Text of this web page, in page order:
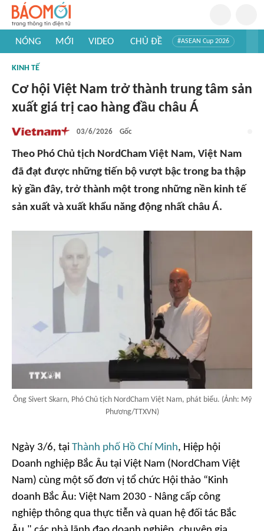
NÓNG MỚI VIDEO CHỦ ĐỀ #ASEAN Cup 2026
#Khám phá thế giới
KINH TẾ
Cơ hội Việt Nam trở thành trung tâm sản
xuất giá trị cao hàng đầu châu Á
03/6/2026 Gốc
Theo Phó Chủ tịch NordCham Việt Nam, Việt Nam
đã đạt được những tiến bộ vượt bậc trong ba thập
kỷ gần đây, trở thành một trong những nền kinh tế
sản xuất và xuất khẩu năng động nhất châu Á.
Ông Sivert Skarn, Phó Chủ tịch NordCham Việt Nam, phát biểu. (Ảnh: Mỹ
Phương/TTXVN)
Ngày 3/6, tại Thành phố Hồ Chí Minh, Hiệp hội
Doanh nghiệp Bắc Âu tại Việt Nam (NordCham Việt
Nam) cùng một số đơn vị tổ chức Hội thảo “Kinh
doanh Bắc Âu: Việt Nam 2030 - Nâng cấp công
nghiệp thông qua thực tiễn và quan hệ đối tác Bắc